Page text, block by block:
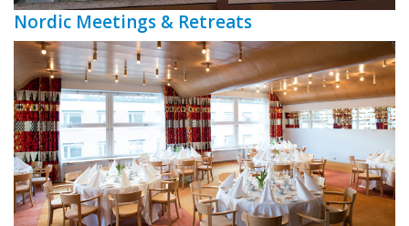
Nordic Meetings & Retreats